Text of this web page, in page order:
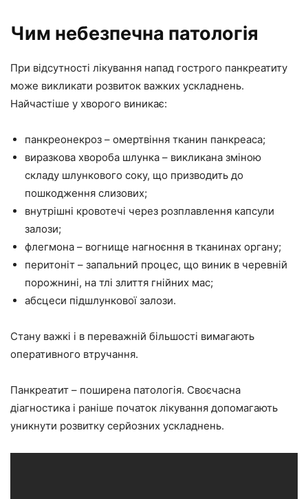
Чим небезпечна патологія
При відсутності лікування напад гострого панкреатиту
може викликати розвиток важких ускладнень.
Найчастіше у хворого виникає:
панкреонекроз – омертвіння тканин панкреаса;
виразкова хвороба шлунка – викликана зміною
складу шлункового соку, що призводить до
пошкодження слизових;
внутрішні кровотечі через розплавлення капсули
залози;
флегмона – вогнище нагноєння в тканинах органу;
перитоніт – запальний процес, що виник в черевній
порожнині, на тлі злиття гнійних мас;
абсцеси підшлункової залози.
Стану важкі і в переважній більшості вимагають
оперативного втручання.
Панкреатит – поширена патологія. Своєчасна
діагностика і раніше початок лікування допомагають
уникнути розвитку серйозних ускладнень.